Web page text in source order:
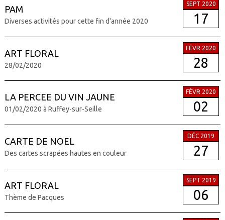
PAM
Diverses activités pour cette fin d'année 2020
SEPT 2020
17
ART FLORAL
28/02/2020
FÉVR 2020
28
LA PERCEE DU VIN JAUNE
01/02/2020 à Ruffey-sur-Seille
FÉVR 2020
02
CARTE DE NOEL
Des cartes scrapées hautes en couleur
DÉC 2019
27
ART FLORAL
Thème de Pacques
SEPT 2019
06